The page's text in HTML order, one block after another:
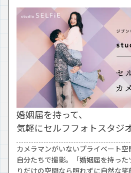
婚姻届を持って、
気軽にセルフフォトスタジ
カメラマンがいないプライベート空
自分たちで撮影。「婚姻届を持っ
りだけの空間なら照れずに自然な笑